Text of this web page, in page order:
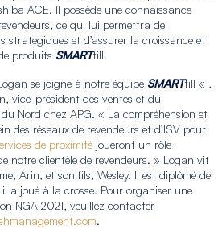
ACE. Il possède une connaissance
ce qui lui permettra de
stratégiques et d’assurer la croissance et
produits SMARTtill.
se joigne à notre équipe SMARTtill « ,
vice-président des ventes et du
Nord chez APG. « La compréhension et
des réseaux de revendeurs et d’ISV pour
de proximité joueront un rôle
notre clientèle de revendeurs. » Logan vit
Arin, et son fils, Wesley. Il est diplômé de
il a joué à la crosse. Pour organiser une
NGA 2021, veuillez contacter
.